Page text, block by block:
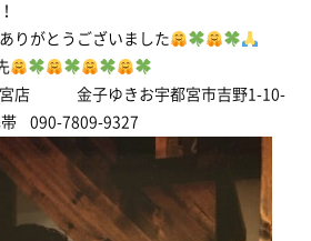
りがとうございました
宮店 金子ゆきお宇都宮市吉野1-10-
090-7809-9327